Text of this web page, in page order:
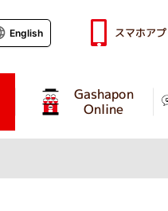
Gashapon
Online
English スマホアプ